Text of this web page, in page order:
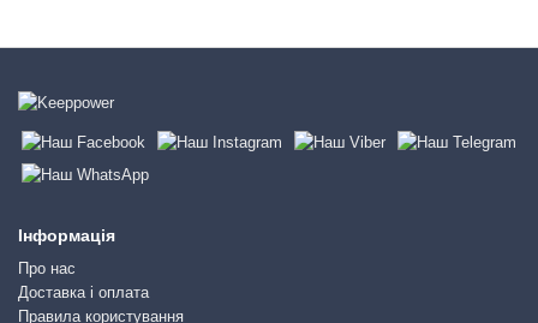
Інформація
Про нас
Доставка і оплата
Правила користування